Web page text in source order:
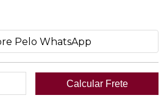
Pelo WhatsApp